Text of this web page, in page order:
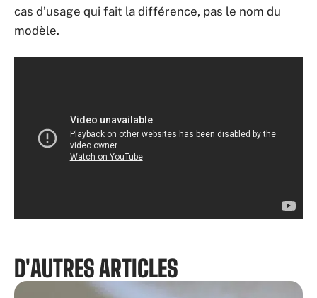
cas d’usage qui fait la différence, pas le nom du
modèle.
D'AUTRES ARTICLES